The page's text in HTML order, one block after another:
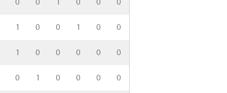
1 0 0 1 0 0
1 0 0 0 0 0
0 1 0 0 0 0